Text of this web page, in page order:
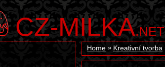
CZ-MILKA.NET
Home Kreativní tvorba